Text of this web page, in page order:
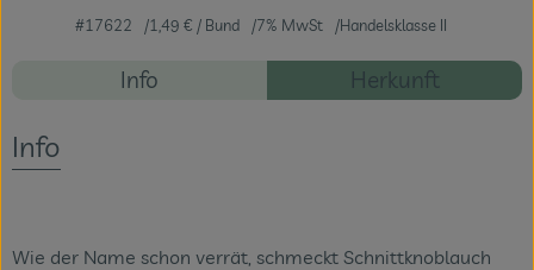
Über uns
Firmenkunden
#17622 1,49 € / Bund 7% MwSt Handelsklasse II
Rezepte
Info Herkunft
Info
Wie der Name schon verrät, schmeckt Schnittknoblauch